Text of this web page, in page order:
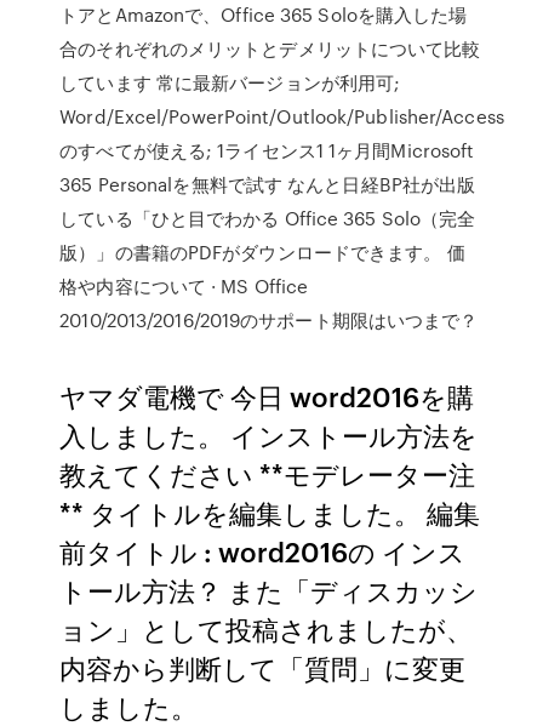
トアとAmazonで、Office 365 Soloを購入した場
合のそれぞれのメリットとデメリットについて比較
しています 常に最新バージョンが利用可;
Word/Excel/PowerPoint/Outlook/Publisher/Access
のすべてが使える; 1ライセンス1 1ヶ月間Microsoft
365 Personalを無料で試す なんと日経BP社が出版
している「ひと目でわかる Office 365 Solo（完全
版）」の書籍のPDFがダウンロードできます。 価
格や内容について · MS Office
2010/2013/2016/2019のサポート期限はいつまで？
ヤマダ電機で 今日 word2016を購
入しました。 インストール方法を
教えてください **モデレーター注
** タイトルを編集しました。 編集
前タイトル : word2016の インス
トール方法？ また「ディスカッシ
ョン」として投稿されましたが、
内容から判断して「質問」に変更
しました。